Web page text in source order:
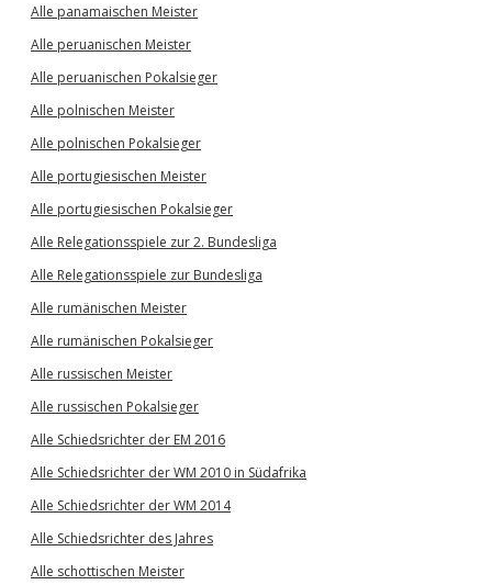
Alle panamaischen Meister
Alle peruanischen Meister
Alle peruanischen Pokalsieger
Alle polnischen Meister
Alle polnischen Pokalsieger
Alle portugiesischen Meister
Alle portugiesischen Pokalsieger
Alle Relegationsspiele zur 2. Bundesliga
Alle Relegationsspiele zur Bundesliga
Alle rumänischen Meister
Alle rumänischen Pokalsieger
Alle russischen Meister
Alle russischen Pokalsieger
Alle Schiedsrichter der EM 2016
Alle Schiedsrichter der WM 2010 in Südafrika
Alle Schiedsrichter der WM 2014
Alle Schiedsrichter des Jahres
Alle schottischen Meister